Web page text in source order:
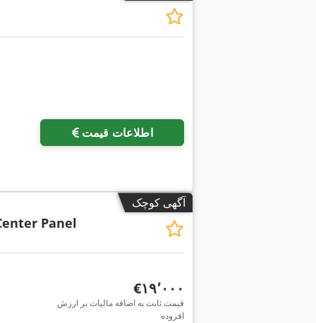
اطلاعات قیمت
آگهی کوچک
Panel
‎€۱۹٬۰۰۰
قیمت ثابت به اضافه مالیات بر ارزش
افزوده